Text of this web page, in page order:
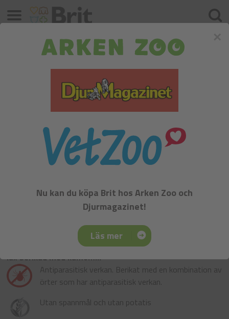
Brit Care Dog Functional Snack
Antiparasitic Salmon
lax berikad med kamomill
Antiparasitisk verkan. Berikat med en kombination av
örter som har antiparasitisk verkan.
Utan spannmål och utan potatis
Sök
Meny
Nu kan du köpa Brit hos Arken Zoo och
Djurmagazinet!
Läs mer